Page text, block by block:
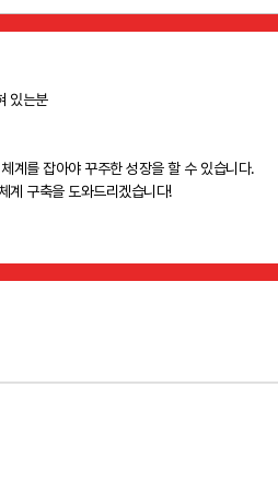
있는분
계를 잡아야 꾸주한 성장을 할 수 있습니다.
계 구축을 도와드리겠습니다!